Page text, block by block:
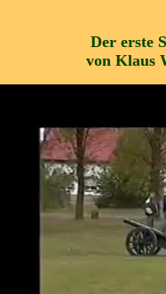
Der erste
von Klaus